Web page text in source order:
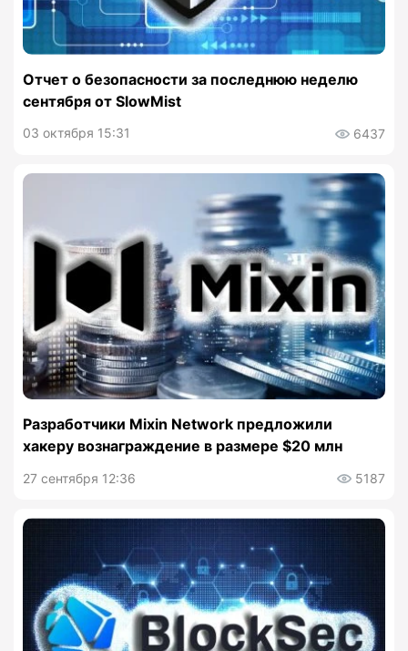
Отчет о безопасности за последнюю неделю
сентября от SlowMist
03 октября 15:31 6437
Разработчики Mixin Network предложили
хакеру вознаграждение в размере $20 млн
27 сентября 12:36 5187